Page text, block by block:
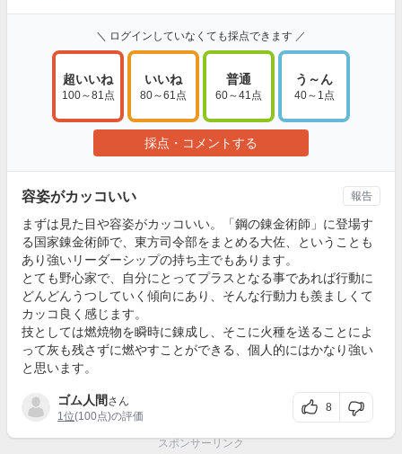
＼ ログインしていなくても採点できます ／
超いいね
100～81点
いいね
80～61点
普通
60～41点
う～ん
40～1点
採点・コメントする
容姿がカッコいい
まずは見た目や容姿がカッコいい。「鋼の錬金術師」に登場す
る国家錬金術師で、東方司令部をまとめる大佐、ということも
あり強いリーダーシップの持ち主でもあります。
とても野心家で、自分にとってプラスとなる事であれば行動に
どんどんうつしていく傾向にあり、そんな行動力も羨ましくて
カッコ良く感じます。
技としては燃焼物を瞬時に錬成し、そこに火種を送ることによ
って灰も残さずに燃やすことができる、個人的にはかなり強い
と思います。
ゴム人間 さん
1位(100点)の評価
8
報告
スポンサーリンク